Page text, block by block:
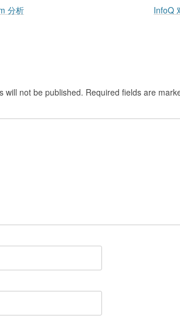
分析 InfoQ
will not be published. Required fields are